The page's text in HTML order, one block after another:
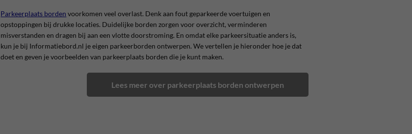
Parkeerplaats borden voorkomen veel overlast. Denk aan fout geparkeerde voertuigen en
opstoppingen bij drukke locaties. Duidelijke borden zorgen voor overzicht, verminderen
misverstanden en dragen bij aan een vlotte doorstroming. En omdat elke parkeersituatie anders is,
kun je bij Informatiebord.nl je eigen parkeerborden ontwerpen. We vertellen je hieronder hoe je dat
doet en geven je voorbeelden van parkeerplaats borden die je kunt maken.
Lees meer over parkeerplaats borden ontwerpen